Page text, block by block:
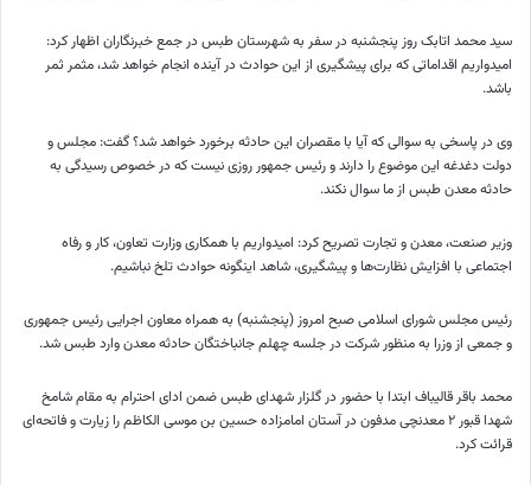
سید محمد اتابک روز پنجشنبه در سفر به شهرستان طبس در جمع خبرنگاران اظهار کرد:
امیدواریم اقداماتی که برای پیشگیری از این حوادث در آینده انجام خواهد شد، مثمر ثمر
باشد.
وی در پاسخی به سوالی که آیا با مقصران این حادثه برخورد خواهد شد؟ گفت: مجلس و
دولت دغدغه این موضوع را دارند و رئیس جمهور روزی نیست که در خصوص رسیدگی به
حادثه معدن طبس از ما سوال نکند.
وزیر صنعت، معدن و تجارت تصریح کرد: امیدواریم با همکاری وزارت تعاون، کار و رفاه
اجتماعی با افزایش نظارت‌ها و پیشگیری، شاهد اینگونه حوادث تلخ نباشیم.
رئیس مجلس شورای اسلامی صبح امروز (پنجشنبه) به همراه معاون اجرایی رئیس جمهوری
و جمعی از وزرا به منظور شرکت در جلسه چهلم جانباختگان حادثه معدن وارد طبس شد.
محمد باقر قالیباف ابتدا با حضور در گلزار شهدای طبس ضمن ادای احترام به مقام شامخ
شهدا قبور ۲ معدنچی مدفون در آستان امامزاده حسین بن موسی الکاظم را زیارت و فاتحه‌ای
قرائت کرد.